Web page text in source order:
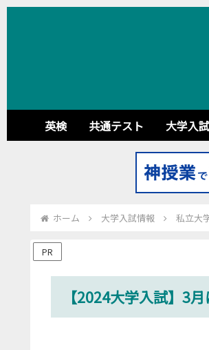
英検 共通テスト 大学入試
ホーム 大学入試情報 私立大
PR
【2024大学入試】3